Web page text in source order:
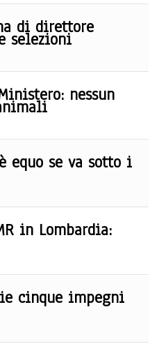
di direttore
selezioni
nessun
equo se va sotto i
in Lombardia:
cinque impegni